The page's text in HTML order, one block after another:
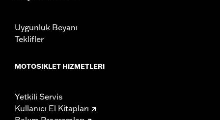
Uygunluk Beyanı
Teklifler
MOTOSIKLET HIZMETLERI
Yetkili Servis
Kullanıcı El Kitapları